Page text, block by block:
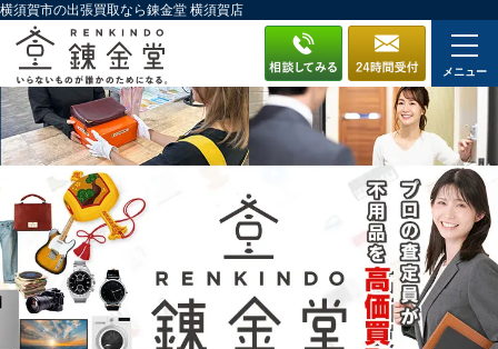
横須賀市の出張買取なら錬金堂 横須賀店
メニュー